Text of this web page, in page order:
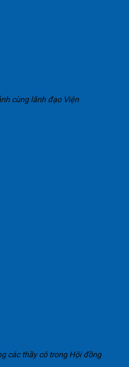
cùng lãnh đạo Viện
các thầy cô trong Hội đồng